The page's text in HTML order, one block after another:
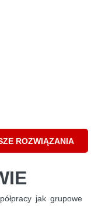
ROZWIĄZANIA
jak grupowe